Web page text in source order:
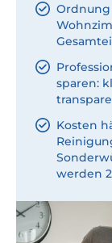
Ordnung
sparen:
Kosten
werden